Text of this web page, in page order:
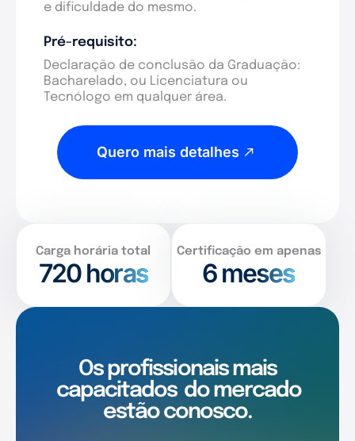
e dificuldade do mesmo.
Pré-requisito:
Declaração de conclusão da Graduação:
Bacharelado, ou Licenciatura ou
Tecnólogo em qualquer área.
Quero mais detalhes
Carga horária total
720horas
Certificação em apenas
6 meses
Os profissionais mais
capacitados do mercado
estão conosco.